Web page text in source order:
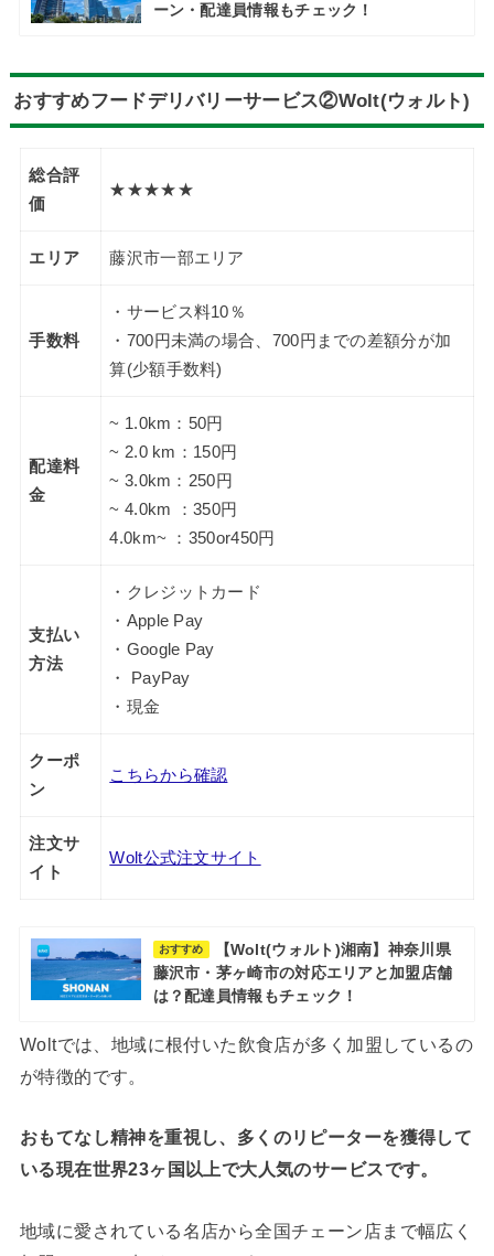
ーン・配達員情報もチェック！
おすすめフードデリバリーサービス②Wolt(ウォルト)
総合評
価
★★★★★
エリア 藤沢市一部エリア
手数料
・サービス料10％
・700円未満の場合、700円までの差額分が加
算(少額手数料)
配達料
金
~ 1.0km：50円
~ 2.0 km：150円
~ 3.0km：250円
~ 4.0km ：350円
4.0km~ ：350or450円
支払い
方法
・クレジットカード
・Apple Pay
・Google Pay
・ PayPay
・現金
クーポ
ン
こちらから確認
注文サ
イト
Wolt公式注文サイト
おすすめ
【Wolt(ウォルト)湘南】神奈川県
藤沢市・茅ヶ崎市の対応エリアと加盟店舗
は？配達員情報もチェック！
Woltでは、地域に根付いた飲食店が多く加盟しているの
が特徴的です。
おもてなし精神を重視し、多くのリピーターを獲得して
いる現在世界23ヶ国以上で大人気のサービスです。
地域に愛されている名店から全国チェーン店まで幅広く